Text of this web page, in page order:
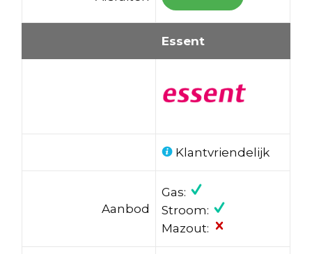
Essent
Klantvriendelijk
Aanbod
Gas:
Stroom:
Mazout: